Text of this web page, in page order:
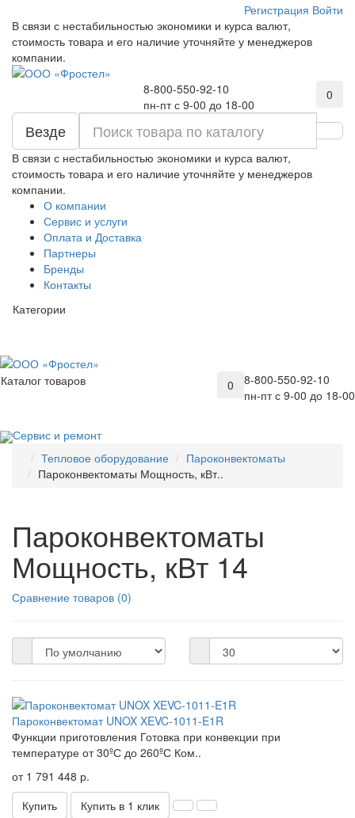
Регистрация Войти
В связи с нестабильностью экономики и курса валют,
стоимость товара и его наличие уточняйте у менеджеров
компании.
8-800-550-92-10
пн-пт с 9-00 до 18-00
0
Везде
В связи с нестабильностью экономики и курса валют,
стоимость товара и его наличие уточняйте у менеджеров
компании.
О компании
Сервис и услуги
Оплата и Доставка
Партнеры
Бренды
Контакты
Категории
8-800-550-92-10
пн-пт с 9-00 до 18-00
0
Каталог товаров
Сервис и ремонт
Тепловое оборудование
Пароконвектоматы
Пароконвектоматы Мощность, кВт..
Пароконвектоматы
Мощность, кВт 14
Сравнение товаров (0)
Пароконвектомат UNOX XEVC-1011-E1R
Функции приготовления Готовка при конвекции при
температуре от 30ºС до 260ºС Ком..
от 1 791 448 р.
Купить
Купить в 1 клик